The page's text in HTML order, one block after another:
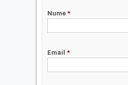
Nume *
Email *